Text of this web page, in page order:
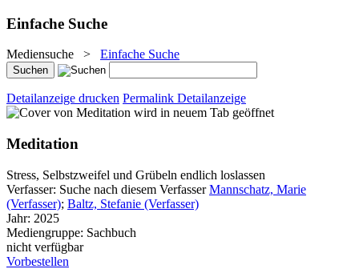
Einfache Suche
Mediensuche > Einfache Suche
Detailanzeige drucken Permalink Detailanzeige
wird in neuem Tab geöffnet
Meditation
Stress, Selbstzweifel und Grübeln endlich loslassen
Verfasser: Suche nach diesem Verfasser Mannschatz, Marie
(Verfasser); Baltz, Stefanie (Verfasser)
Jahr: 2025
Mediengruppe: Sachbuch
nicht verfügbar
Vorbestellen